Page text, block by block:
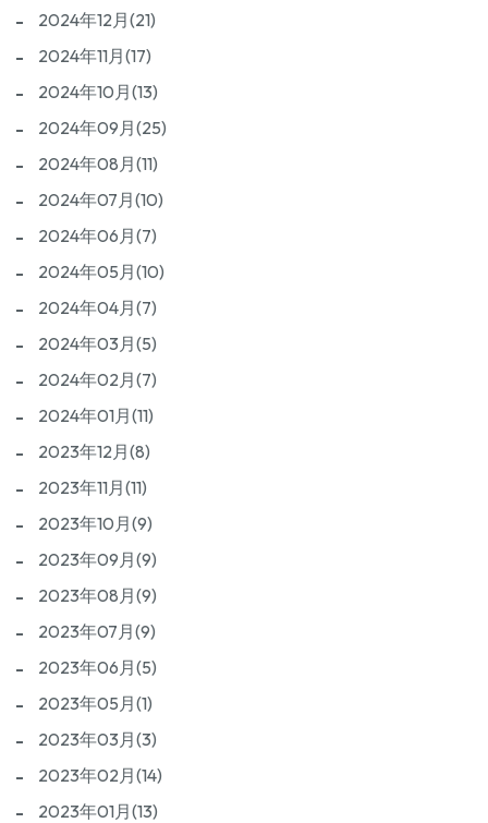
2024年12月(21)
2024年11月(17)
2024年10月(13)
2024年09月(25)
2024年08月(11)
2024年07月(10)
2024年06月(7)
2024年05月(10)
2024年04月(7)
2024年03月(5)
2024年02月(7)
2024年01月(11)
2023年12月(8)
2023年11月(11)
2023年10月(9)
2023年09月(9)
2023年08月(9)
2023年07月(9)
2023年06月(5)
2023年05月(1)
2023年03月(3)
2023年02月(14)
2023年01月(13)